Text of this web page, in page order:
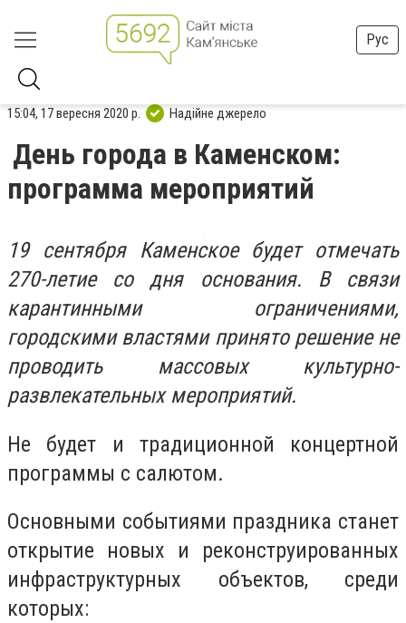
Рус
15:04, 17 вересня 2020 р. Надійне джерело
День города в Каменском:
программа мероприятий
19 сентября Каменское будет отмечать
270-летие со дня основания. В связи
карантинными ограничениями,
городскими властями принято решение не
проводить массовых культурно-
развлекательных мероприятий.
Не будет и традиционной концертной
программы с салютом.
Основными событиями праздника станет
открытие новых и реконструированных
инфраструктурных объектов, среди
которых: